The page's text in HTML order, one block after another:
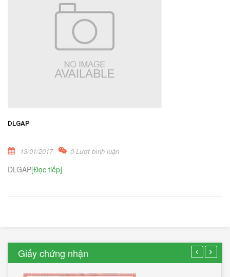
DLGAP
13/01/2017 0 Lượt bình luận
DLGAP[Đọc tiếp]
Giấy chứng nhận